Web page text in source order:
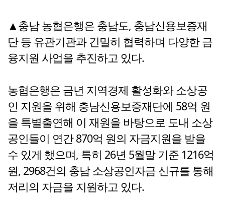
▲충남 농협은행은 충남도, 충남신용보증재
단 등 유관기관과 긴밀히 협력하며 다양한 금
융지원 사업을 추진하고 있다.
농협은행은 금년 지역경제 활성화와 소상공
인 지원을 위해 충남신용보증재단에 58억 원
을 특별출연해 이 재원을 바탕으로 도내 소상
공인들이 연간 870억 원의 자금지원을 받을
수 있게 했으며, 특히 26년 5월말 기준 1216억
원, 2968건의 충남 소상공인자금 신규를 통해
저리의 자금을 지원하고 있다.